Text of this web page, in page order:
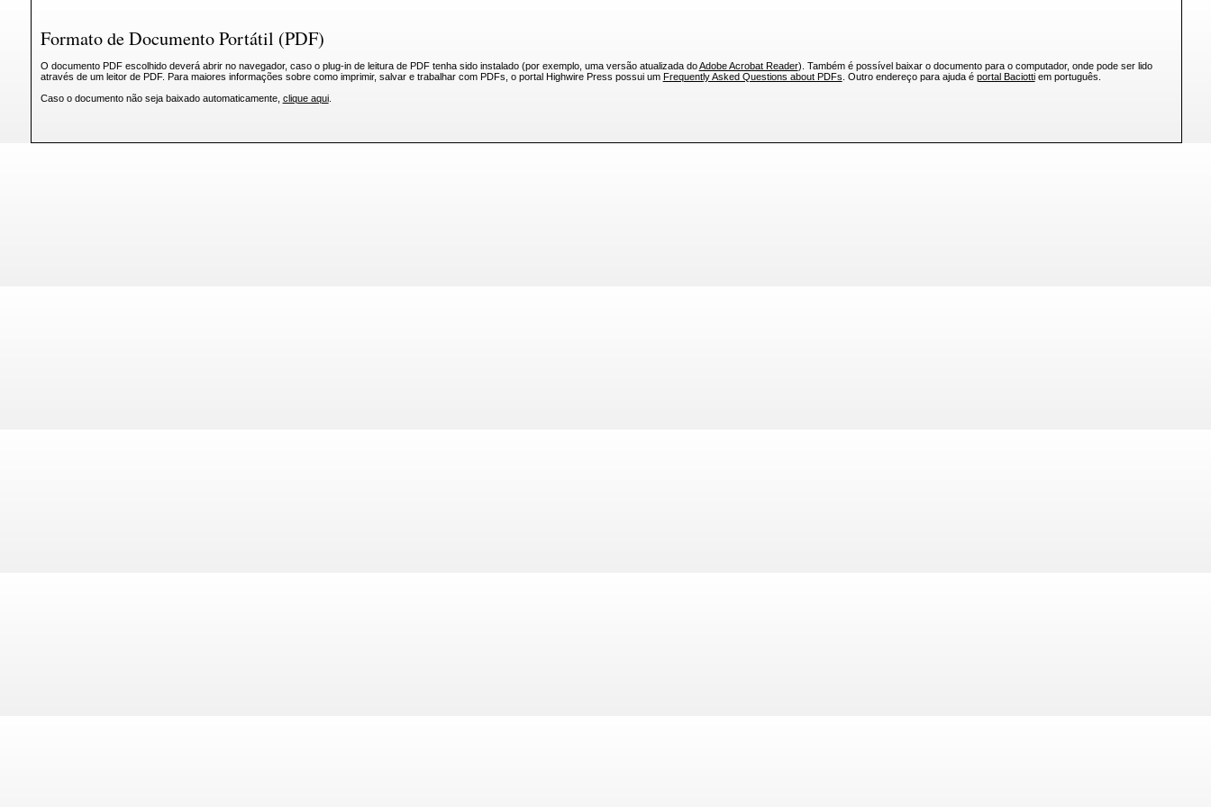
Formato de Documento Portátil (PDF)
O documento PDF escolhido deverá abrir no navegador, caso o plug-in de leitura de PDF tenha sido instalado (por exemplo, uma versão atualizada doAdobe Acrobat Reader). Também é possível baixar o documento para o computador, onde pode ser lido
através de um leitor de PDF. Para maiores informações sobre como imprimir, salvar e trabalhar com PDFs, o portal Highwire Press possui um Frequently Asked Questions about PDFs . Outro endereço para ajuda é portal Baciottiem português.
Caso o documento não seja baixado automaticamente, clique aqui.